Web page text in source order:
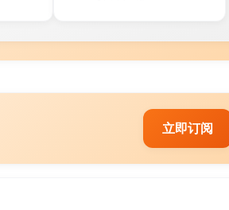
立即订阅